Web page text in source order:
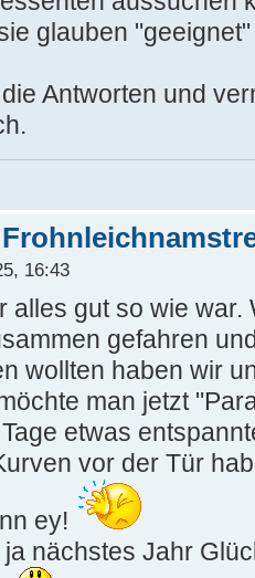
glauben
Antworten und
16:43
alles gut so wie
gefahren
wollten haben wir
man jetzt
etwas
vor der Tür
ey!
nächstes Jahr